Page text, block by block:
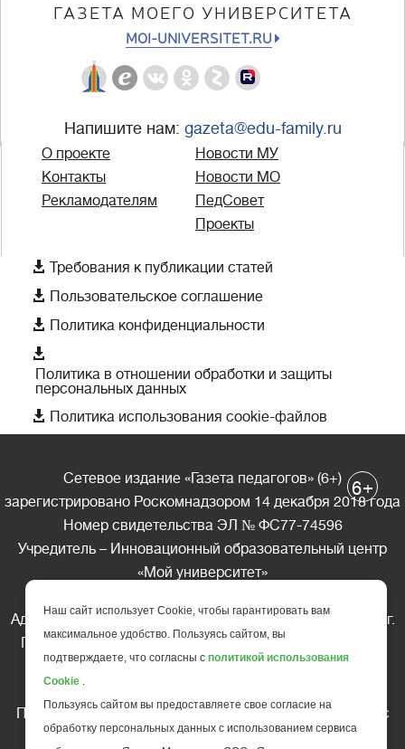
ГАЗЕТА МОЕГО УНИВЕРСИТЕТА
MOI-UNIVERSITET.RU
Напишите нам: gazeta@edu-family.ru
О проекте
Контакты
Рекламодателям
Новости МУ
Новости МО
ПедСовет
Проекты
 Требования к публикации статей
 Пользовательское соглашение
 Политика конфиденциальности

Политика в отношении обработки и защиты
персональных данных
 Политика использования cookie-файлов
Сетевое издание «Газета педагогов» (6+)
зарегистрировано Роскомнадзором 14 декабря 2018 года
Номер свидетельства ЭЛ № ФС77-74596
Учредитель – Инновационный образовательный центр
«Мой университет»
Адрес редакции: 185035 Россия, Республика Карелия, г.
Петрозаводск, ул. Фридриха Энгельса д.10, офис 211
Телефон редакции: +7 (499) 685-10-45
Перепечатка материалов газеты допускается только c
письменного разрешения редакции
6+
Наш сайт использует Cookie, чтобы гарантировать вам
максимальное удобство. Пользуясь сайтом, вы
подтверждаете, что согласны с политикой использования
Cookie .
Пользуясь сайтом вы предоставляете свое согласие на
обработку персональных данных с использованием сервиса